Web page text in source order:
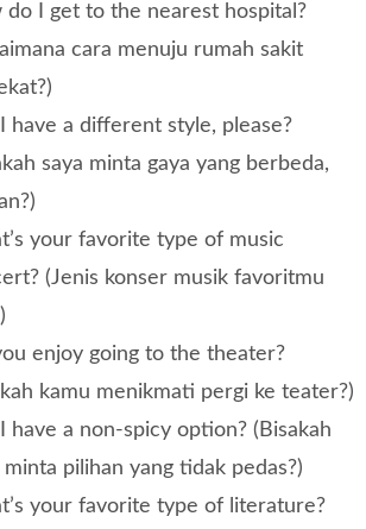
do I get to the nearest hospital?
cara menuju rumah sakit
have a different style, please?
saya minta gaya yang berbeda,
your favorite type of music
(Jenis konser musik favoritmu
enjoy going to the theater?
kamu menikmati pergi ke teater?)
have a non-spicy option? (Bisakah
minta pilihan yang tidak pedas?)
your favorite type of literature?